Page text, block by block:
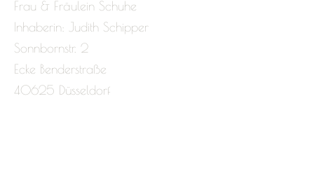
Frau & Fräulein Schuhe
Inhaberin: Judith Schipper
Sonnbornstr. 2
Ecke Benderstraße
40625 Düsseldorf